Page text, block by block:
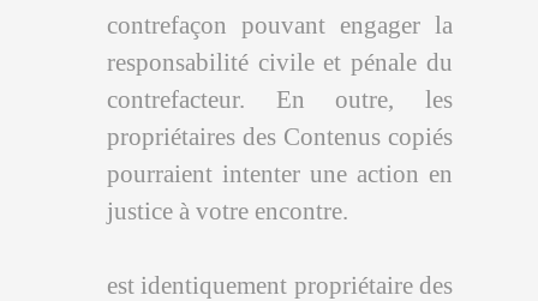
contrefaçon pouvant engager la
responsabilité civile et pénale du
contrefacteur. En outre, les
propriétaires des Contenus copiés
pourraient intenter une action en
justice à votre encontre.
est identiquement propriétaire des